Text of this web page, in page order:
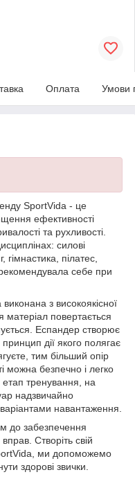
Оплата Умови
SportVida - це
ефективності
та рухливості.
силові
пілатес,
себе при
виконана з високоякісної
матеріал повертається
Еспандер створює
дії якого полягає
тим більший опір
можна безпечно і легко
етап тренування, на
надзвичайно
навантаження.
до забезпечення
Створіть свій
, ми допоможемо
здорові звички.